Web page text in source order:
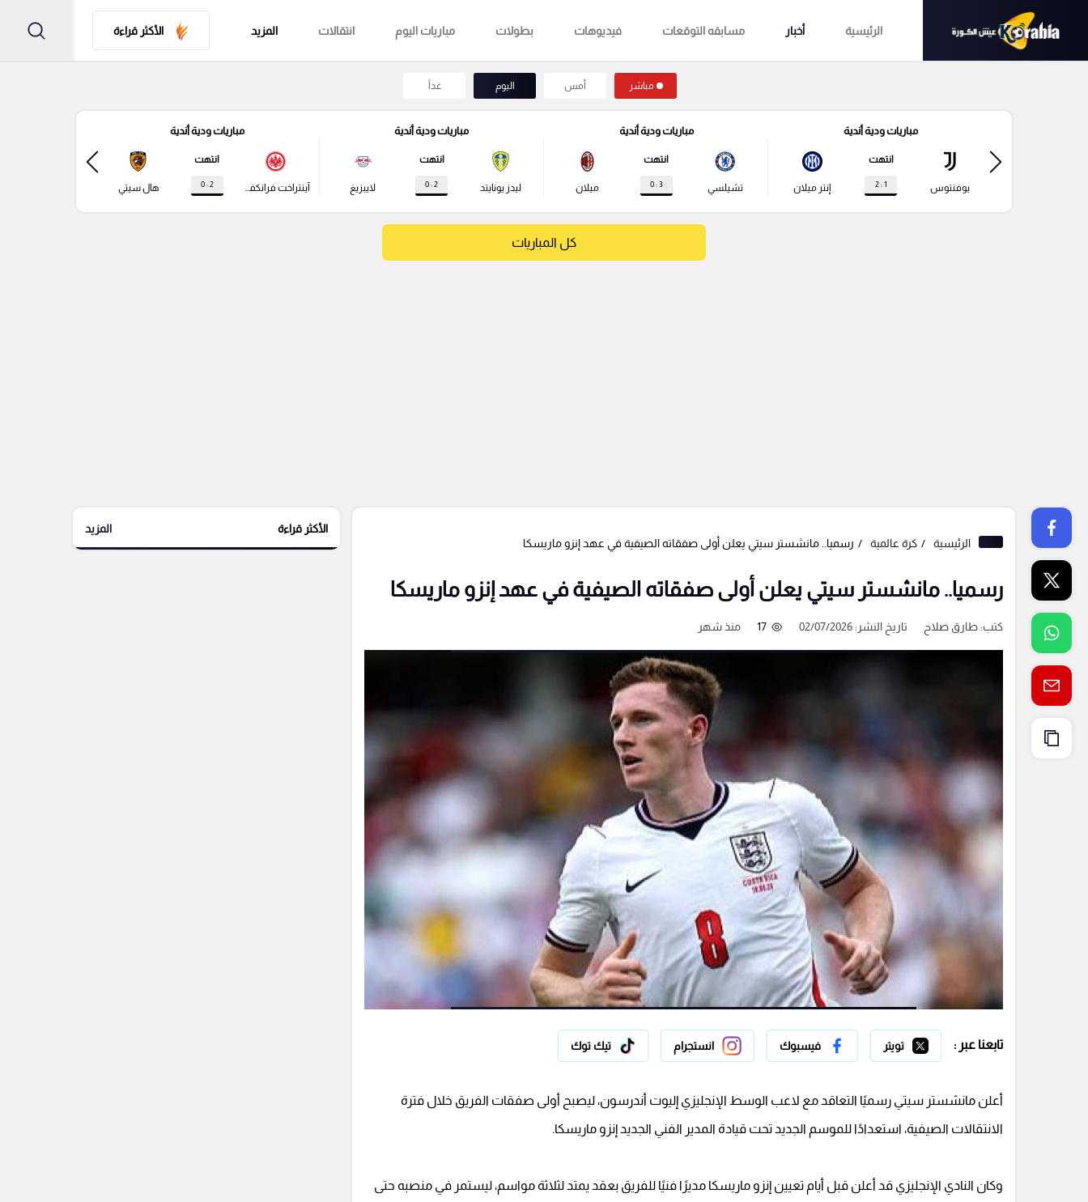
الرئيسية أخبار مسابقه التوقعات فيديوهات بطولات مباريات اليوم انتقالات المزيد الأكثر قراءة
مباشر أمس اليوم غداً
مباريات ودية أندية
يوفنتوس
انتهت
1 : 2 إنتر ميلان
مباريات ودية أندية
تشيلسي
انتهت
3 : 0 ميلان
مباريات ودية أندية
ليدز يونايتد
انتهت
2 : 0 لايبزيغ
مباريات ودية أندية
آينتراخت فرانكفورت
انتهت
2 : 0 هال سيتي
كل المباريات
الرئيسية كرة عالمية رسميا.. مانشستر سيتي يعلن أولى صفقاته الصيفية في عهد إنزو ماريسكا
رسميا.. مانشستر سيتي يعلن أولى صفقاته الصيفية في عهد إنزو ماريسكا
كتب:طارق صلاح تاريخ النشر: 02/07/2026 17 منذ شهر
تابعنا عبر : تويتر فيسبوك انستجرام تيك توك
أعلن مانشستر سيتي رسميًا التعاقد مع لاعب الوسط الإنجليزي إليوت أندرسون، ليصبح أولى صفقات الفريق خلال فترة
الانتقالات الصيفية، استعدادًا للموسم الجديد تحت قيادة المدير الفني الجديد إنزو ماريسكا.
وكان النادي الإنجليزي قد أعلن قبل أيام تعيين إنزو ماريسكا مديرًا فنيًا للفريق بعقد يمتد لثلاثة مواسم، ليستمر في منصبه حتى
الأكثر قراءة المزيد